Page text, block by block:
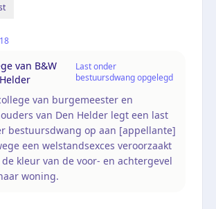
van B&W
Last onder
bestuursdwang opgelegd
van burgemeester en
van Den Helder legt een last
bestuursdwang op aan [appellante]
een welstandsexces veroorzaakt
kleur van de voor- en achtergevel
woning.